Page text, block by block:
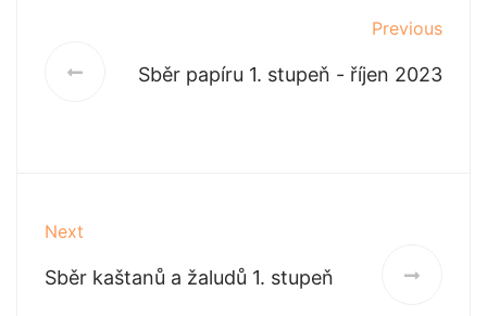
Previous
Sběr papíru 1. stupeň - říjen 2023
Next
Sběr kaštanů a žaludů 1. stupeň